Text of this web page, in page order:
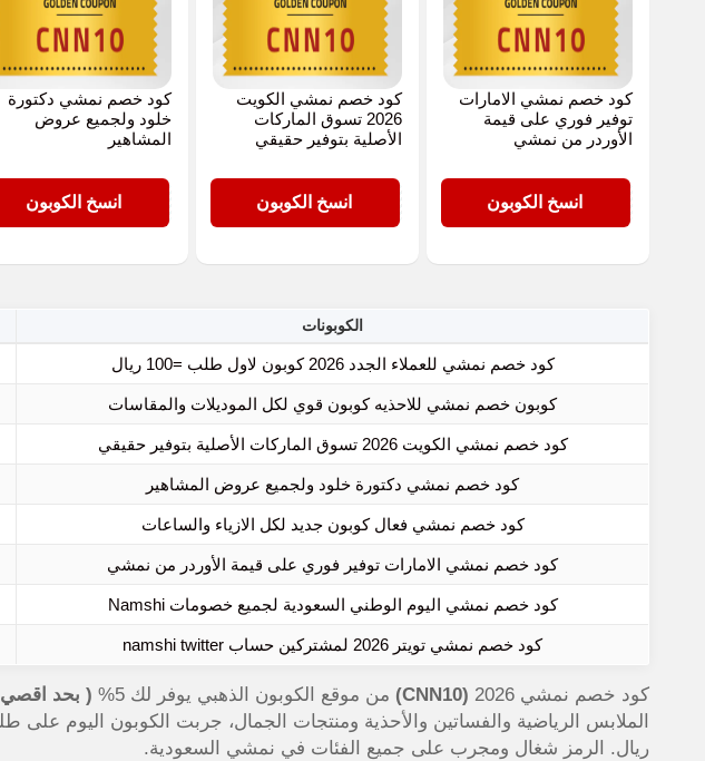
كود خصم نمشي الامارات
توفير فوري على قيمة
الأوردر من نمشي
CNN10انسخ الكوبون
كود خصم نمشي الكويت
2026 تسوق الماركات
الأصلية بتوفير حقيقي
CNN10انسخ الكوبون
كود خصم نمشي دكتورة
خلود ولجميع عروض
المشاهير
CNN10انسخ الكوبون
الكوبونات
كود خصم نمشي للعملاء الجدد 2026 كوبون لاول طلب =100 ريال
كوبون خصم نمشي للاحذيه كوبون قوي لكل الموديلات والمقاسات
كود خصم نمشي الكويت 2026 تسوق الماركات الأصلية بتوفير حقيقي
كود خصم نمشي دكتورة خلود ولجميع عروض المشاهير
كود خصم نمشي فعال كوبون جديد لكل الازياء والساعات
كود خصم نمشي الامارات توفير فوري على قيمة الأوردر من نمشي
كود خصم نمشي اليوم الوطني السعودية لجميع خصومات Namshi
كود خصم نمشي تويتر 2026 لمشتركين حساب namshi twitter
كود خصم نمشي 2026 (CNN10) من موقع الكوبون الذهبي يوفر لك 5% ( بحد اقصي 10 ريال )
ريال. الرمز شغال ومجرب على جميع الفئات في نمشي السعودية.